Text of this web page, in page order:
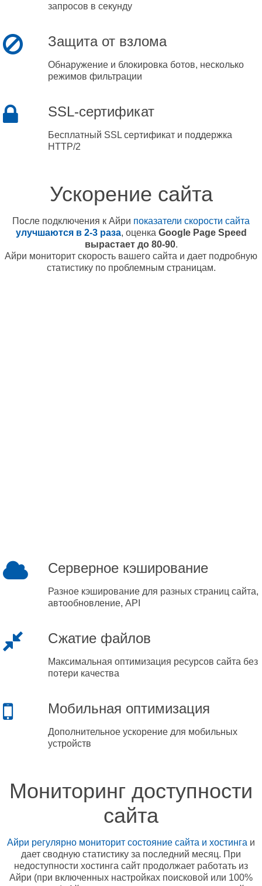
запросов в секунду
Защита от взлома
Обнаружение и блокировка ботов, несколько
режимов фильтрации
SSL-сертификат
Бесплатный SSL сертификат и поддержка
HTTP/2
Ускорение сайта
После подключения к Айри показатели скорости сайта
улучшаются в 2-3 раза, оценка Google Page Speed
вырастает до 80-90.
Айри мониторит скорость вашего сайта и дает подробную
статистику по проблемным страницам.
Серверное кэширование
Разное кэширование для разных страниц сайта,
автообновление, API
Сжатие файлов
Максимальная оптимизация ресурсов сайта без
потери качества
Мобильная оптимизация
Дополнительное ускорение для мобильных
устройств
Мониторинг доступности
сайта
Айри регулярно мониторит состояние сайта и хостинга и
дает сводную статистику за последний месяц. При
недоступности хостинга сайт продолжает работать из
Айри (при включенных настройках поисковой или 100%